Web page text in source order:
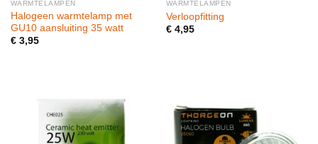
WARMTELAMPEN
Halogeen warmtelamp met
GU10 aansluiting 35 watt
€3,95
WARMTELAMPEN
Verloopfitting
€4,95